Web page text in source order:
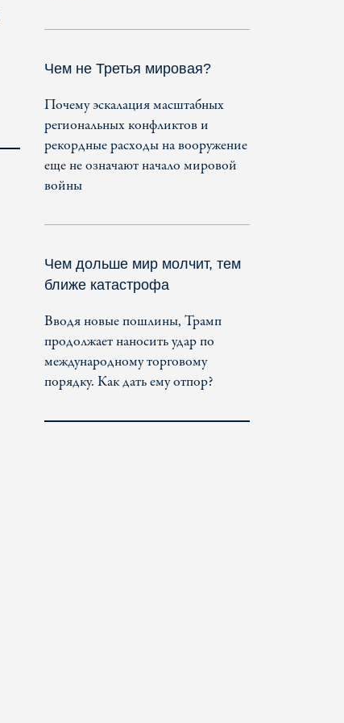
Чем не Третья мировая?
Почему эскалация масштабных
региональных конфликтов и
рекордные расходы на вооружение
еще не означают начало мировой
войны
Чем дольше мир молчит, тем
ближе катастрофа
Вводя новые пошлины, Трамп
продолжает наносить удар по
международному торговому
порядку. Как дать ему отпор?